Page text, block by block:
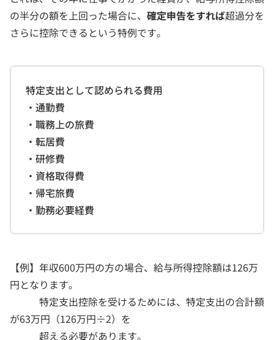
の半分の額を上回った場合に、 確定申告をすれば超過分を
さらに控除できるという特例です。
特定支出として認められる費用
・通勤費
・職務上の旅費
・転居費
・研修費
・資格取得費
・帰宅旅費
・勤務必要経費
【例】年収600万円の方の場合、給与所得控除額は126万
円となります。
特定支出控除を受けるためには、特定支出の合計額
が63万円（126万円÷2）を
超える必要があります。